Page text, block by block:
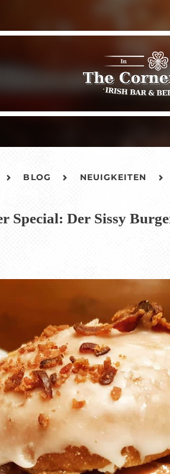
BLOG NEUIGKEITEN
Special: Der Sissy